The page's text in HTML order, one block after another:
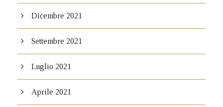
Dicembre 2021
Settembre 2021
Luglio 2021
Aprile 2021